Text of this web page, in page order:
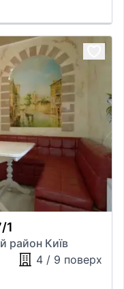
1
район Київ
4 / 9 поверх